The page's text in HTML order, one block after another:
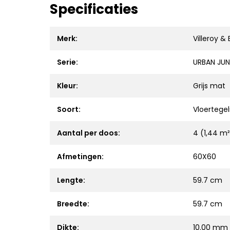
Specificaties
Merk: Villeroy &
Serie: URBAN
Kleur: Grijs mat
Soort:
Aantal per doos: 4 (1,44
Afmetingen: 60X60
Lengte: 59.7 cm
Breedte: 59.7 cm
Dikte: 10.00 mm